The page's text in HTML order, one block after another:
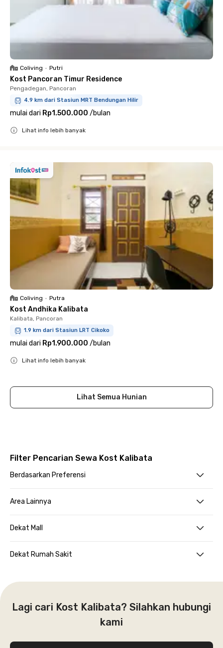
Coliving • Putri
Kost Pancoran Timur Residence
Pengadegan, Pancoran
4.9 km dari Stasiun MRT Bendungan Hilir
mulai dari Rp1.500.000 /bulan
Lihat info lebih banyak
Coliving • Putra
Kost Andhika Kalibata
Kalibata, Pancoran
1.9 km dari Stasiun LRT Cikoko
mulai dari Rp1.900.000 /bulan
Lihat info lebih banyak
Lihat Semua Hunian
Filter Pencarian Sewa Kost Kalibata
Berdasarkan Preferensi
Area Lainnya
Dekat Mall
Dekat Rumah Sakit
Lagi cari Kost Kalibata? Silahkan hubungi
kami